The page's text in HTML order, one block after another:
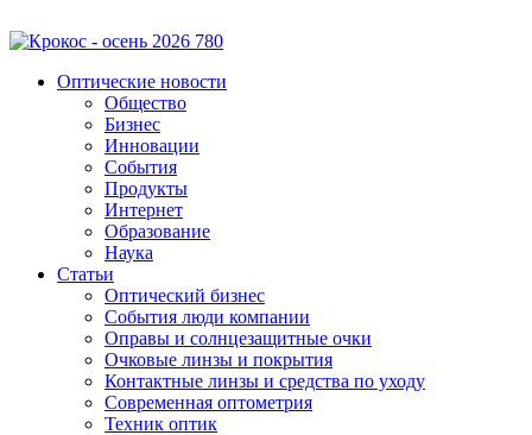
Оптические новости
Общество
Бизнес
Инновации
События
Продукты
Интернет
Образование
Наука
Статьи
Оптический бизнес
События люди компании
Оправы и солнцезащитные очки
Очковые линзы и покрытия
Контактные линзы и средства по уходу
Современная оптометрия
Техник оптик